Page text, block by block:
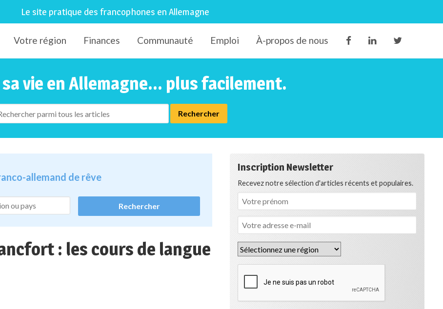
Le site pratique des francophones en Allemagne
Votre région Finances Communauté Emploi À-propos de nous
vie en Allemagne... plus facilement.
allemand de rêve
: les cours de langue
Inscription Newsletter
Recevez notre sélection d'articles récents et populaires.